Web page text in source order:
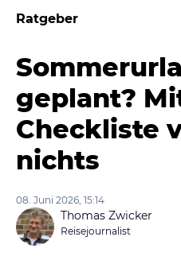
Ratgeber
geplant?
Checkliste
nichts
08. Juni 2026, 15:14
Thomas Zwicker
Reisejournalist